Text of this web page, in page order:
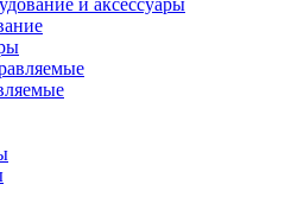
и аксессуары